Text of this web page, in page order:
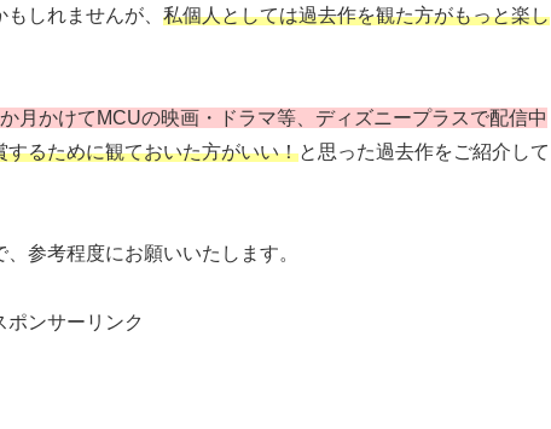
しれませんが、 私個人としては過去作を観た方がもっと楽し
月かけてMCUの映画・ドラマ等、ディズニープラスで配信中
するために観ておいた方がいい！と思った過去作をご紹介して
参考程度にお願いいたします。
ポンサーリンク